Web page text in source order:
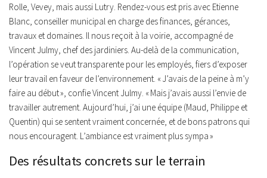
Rolle, Vevey, mais aussi Lutry. Rendez-vous est pris avec Etienne
Blanc, conseiller municipal en charge des finances, gérances,
travaux et domaines. Il nous reçoit à la voirie, accompagné de
Vincent Julmy, chef des jardiniers. Au-delà de la communication,
l’opération se veut transparente pour les employés, fiers d’exposer
leur travail en faveur de l’environnement. « J’avais de la peine à m’y
faire au début », confie Vincent Julmy. « Mais j’avais aussi l’envie de
travailler autrement. Aujourd’hui, j’ai une équipe (Maud, Philippe et
Quentin) qui se sentent vraiment concernée, et de bons patrons qui
nous encouragent. L’ambiance est vraiment plus sympa »
Des résultats concrets sur le terrain